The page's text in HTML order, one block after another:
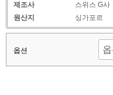
제조사
스위스 G사
원산지
싱가포르
옵션